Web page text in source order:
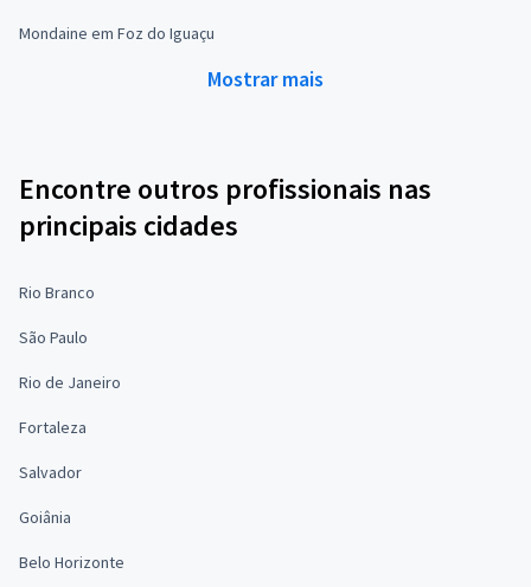
Mondaine em Foz do Iguaçu
Mostrar mais
Encontre outros profissionais nas
principais cidades
Rio Branco
São Paulo
Rio de Janeiro
Fortaleza
Salvador
Goiânia
Belo Horizonte